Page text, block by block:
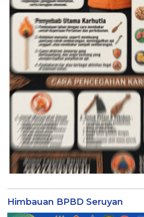
Himbauan BPBD Seruyan